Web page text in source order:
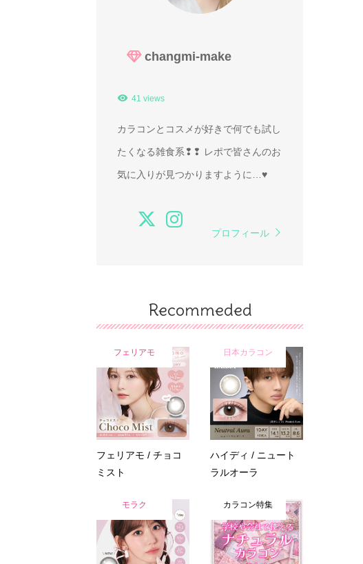
changmi-make
41 views
カラコンとコスメが好きで何でも試し
たくなる雑食系❢❢ レポで皆さんのお
気に入りが見つかりますように…♥
プロフィール
Recommeded
フェリアモ
フェリアモ / チョコ
ミスト
日本カラコン
ハイディ / ニュート
ラルオーラ
モラク カラコン特集